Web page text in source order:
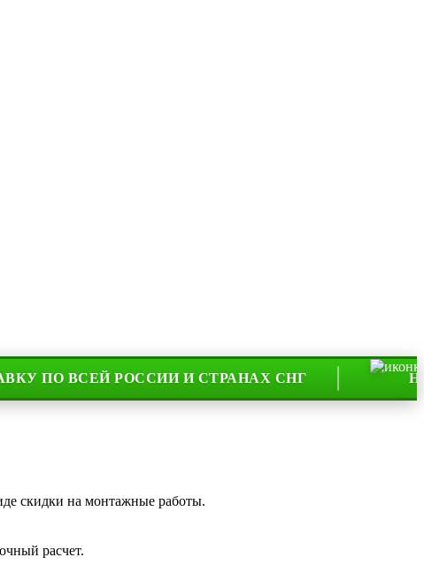
ВСЕЙ РОССИИ И СТРАНАХ СНГ
НА
скидки на монтажные работы.
расчет.